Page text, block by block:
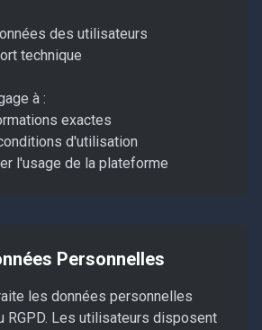
des utilisateurs
technique
à :
exactes
d'utilisation
l'usage de la plateforme
Personnelles
les données personnelles
RGPD. Les utilisateurs disposent